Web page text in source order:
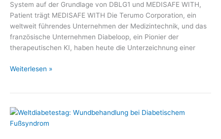
System auf der Grundlage von DBLG1 und MEDISAFE WITH,
Patient trägt MEDISAFE WITH Die Terumo Corporation, ein
weltweit führendes Unternehmen der Medizintechnik, und das
französische Unternehmen Diabeloop, ein Pionier der
therapeutischen KI, haben heute die Unterzeichnung einer
Terumo
SA
Weiterlesen »